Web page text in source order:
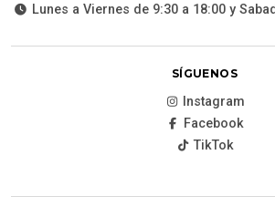
Lunes a Viernes de 9:30 a 18:00 y
SÍGUENOS
Instagram
Facebook
TikTok